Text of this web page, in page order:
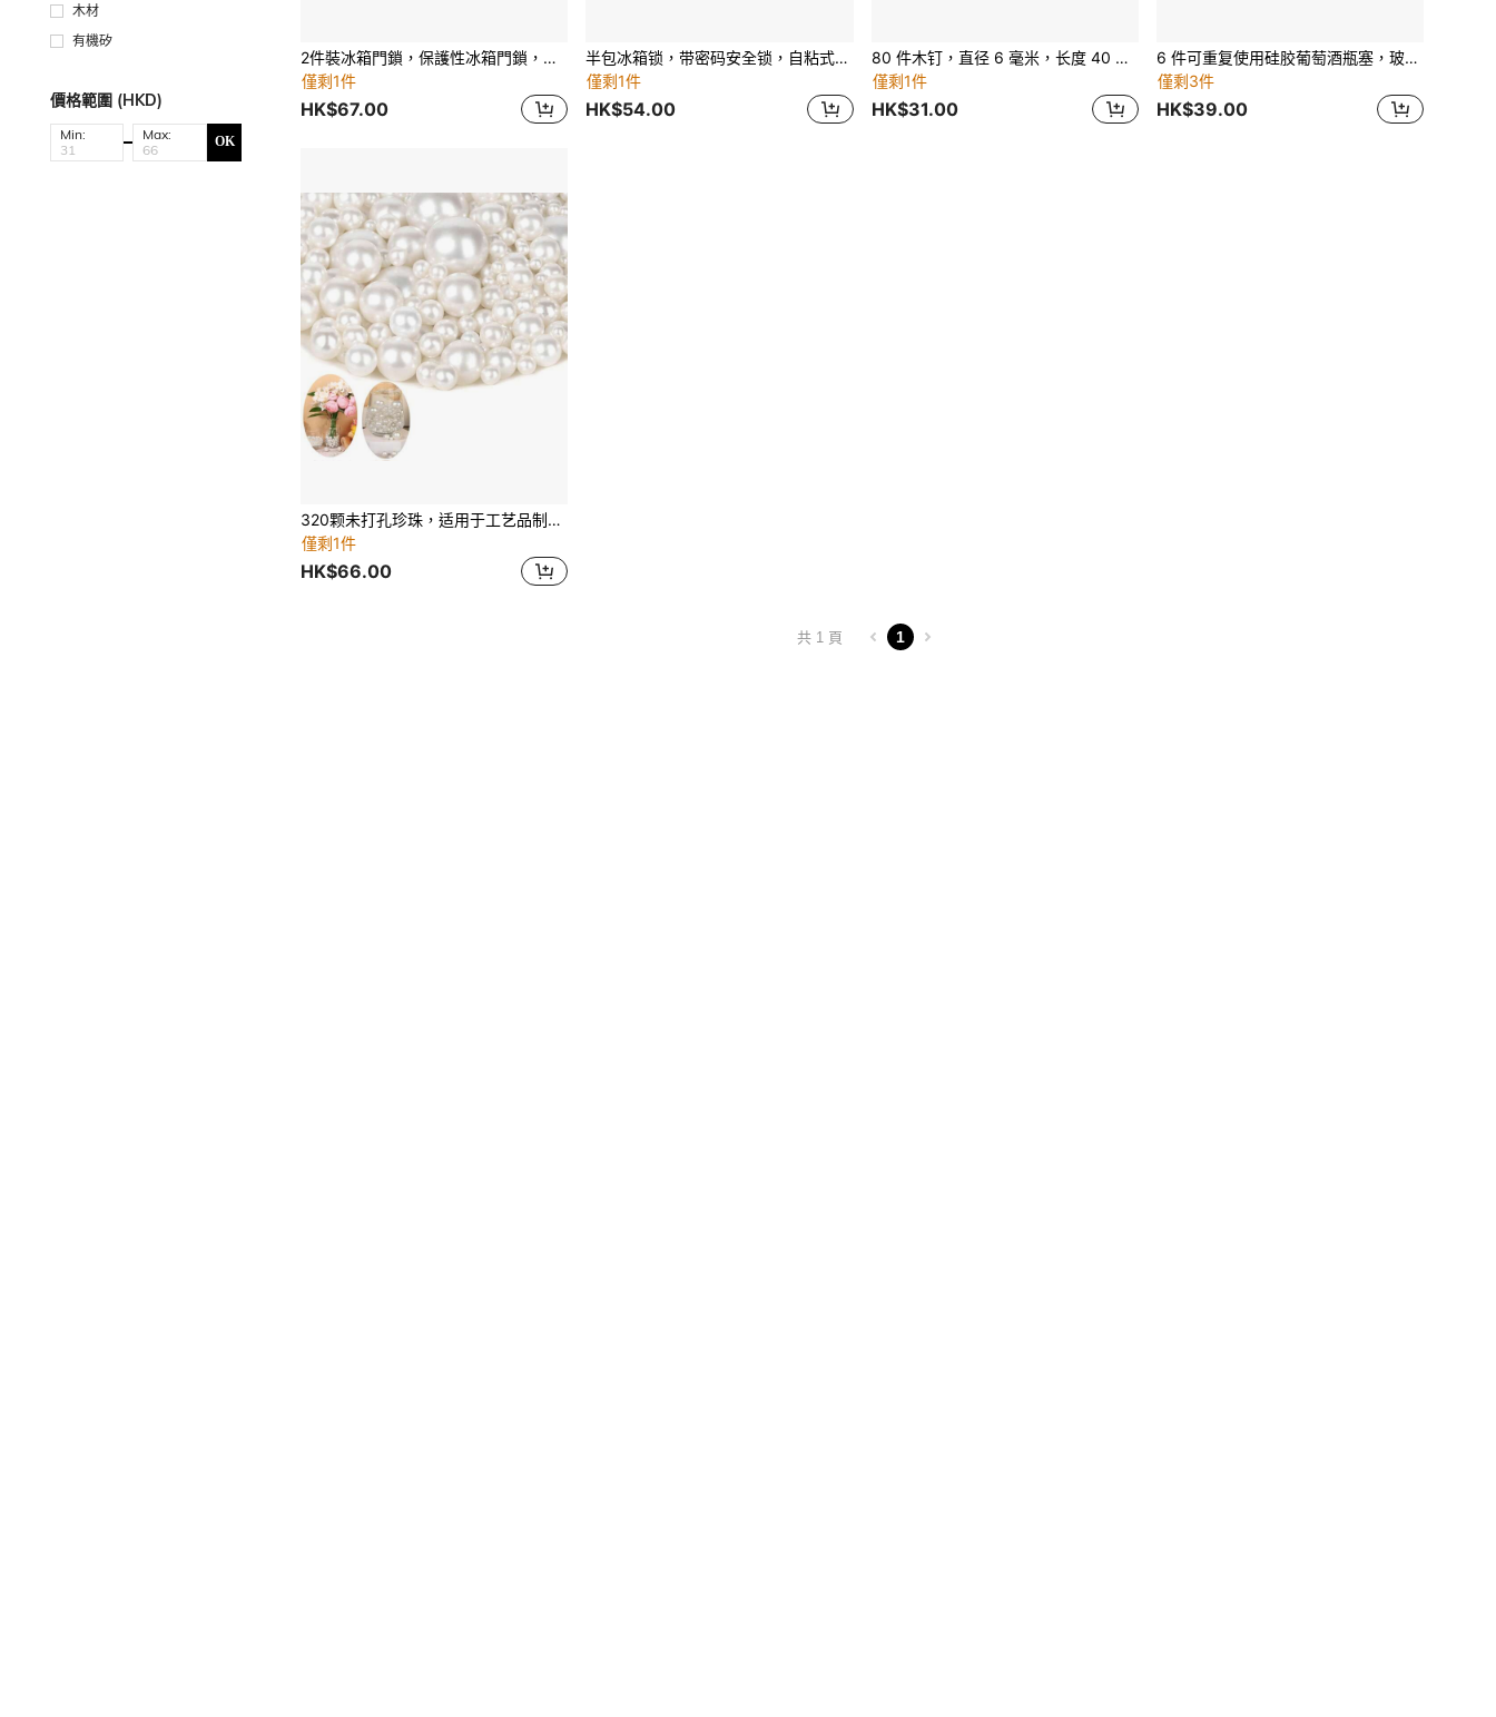
木材
有機矽
價格範圍 (HKD)
Min: Max: OK
2件裝冰箱門鎖，保護性冰箱門鎖，適用於廚房冷凍庫、櫥櫃與抽屜、氣炸鍋、衣櫥、窗戶、門 - 無需工具或鑽孔 (黑色鎖/白色)
僅剩1件
HK$67.00
半包冰箱锁，带密码安全锁，自粘式冷冻室锁，适用于橱柜、抽屉、烤箱、窗户
僅剩1件
HK$54.00
80 件木钉，直径 6 毫米，长度 40 毫米，适用于 DIY 项目、家具、橱柜、椅子维修、家居装饰、工艺品、圣诞礼物 - 易于使用
僅剩1件
HK$31.00
6 件可重复使用硅胶葡萄酒瓶塞，玻璃软木塞饮料啤酒香槟瓶密封，保持葡萄酒新鲜
僅剩3件
HK$39.00
320颗未打孔珍珠，适用于工艺品制作、花瓶填充、桌面装饰、婚礼、生日派对、家居装饰（8毫米、10毫米、14毫米、20毫米），也可作为毕业礼物、房间装饰、花瓶或玻璃花瓶装饰。
僅剩1件
HK$66.00
共 1 頁 1